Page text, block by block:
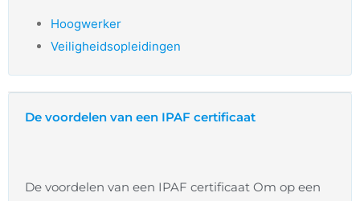
Hoogwerker
Veiligheidsopleidingen
De voordelen van een IPAF certificaat
De voordelen van een IPAF certificaat Om op een